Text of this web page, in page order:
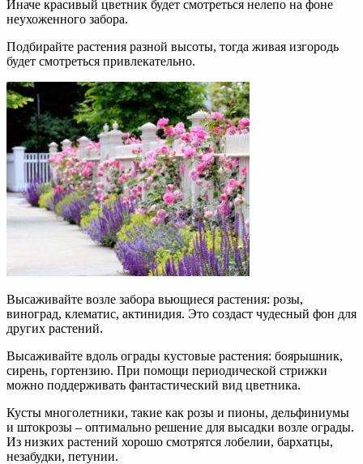
Иначе красивый цветник будет смотреться нелепо на фоне
неухоженного забора.
Подбирайте растения разной высоты, тогда живая изгородь
будет смотреться привлекательно.
Высаживайте возле забора вьющиеся растения: розы,
виноград, клематис, актинидия. Это создаст чудесный фон для
других растений.
Высаживайте вдоль ограды кустовые растения: боярышник,
сирень, гортензию. При помощи периодической стрижки
можно поддерживать фантастический вид цветника.
Кусты многолетники, такие как розы и пионы, дельфиниумы
и штокрозы – оптимально решение для высадки возле ограды.
Из низких растений хорошо смотрятся лобелии, бархатцы,
незабудки, петунии.